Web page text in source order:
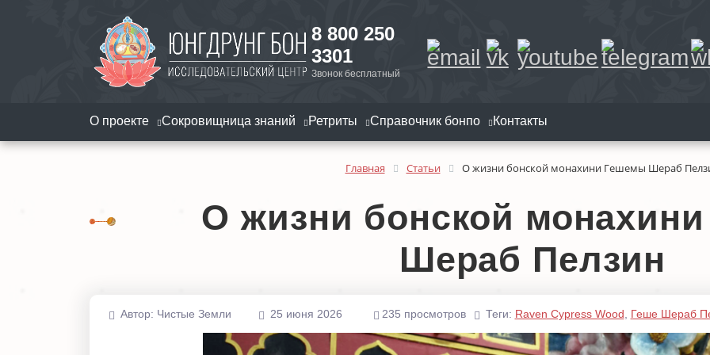
8 800 250
3301
Звонок бесплатный
О проекте Сокровищница знаний Ретриты Справочник бонпо Контакты
Главная Статьи О жизни бонской монахини Гешемы Шераб
О жизни бонской
Шераб Пелзин
Автор: Чистые Земли 25 июня 2026 235 просмотров Теги: Raven Cypress Wood Геше Шераб